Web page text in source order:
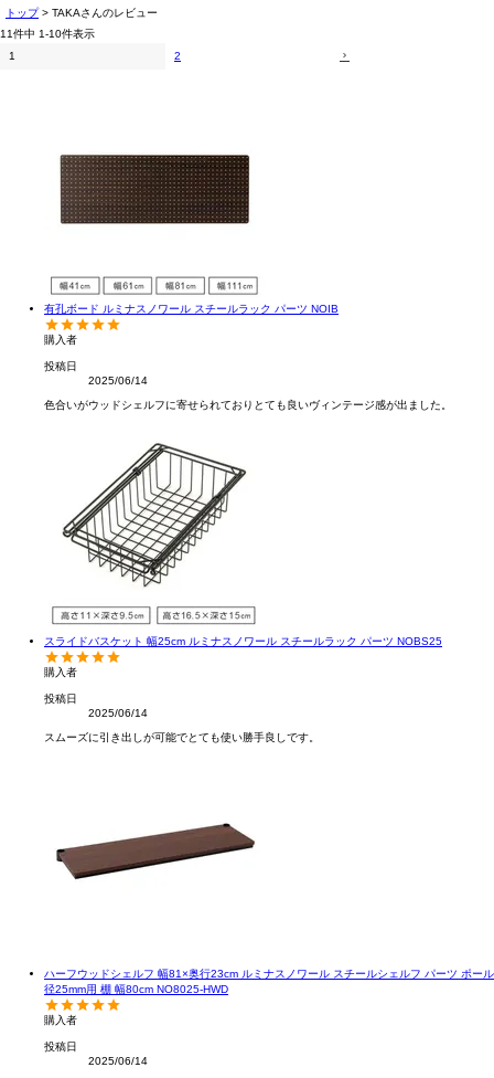
トップ
TAKAさんのレビュー
11件中 1-10件表示
1
2
有孔ボード ルミナスノワール スチールラック パーツ NOIB
購入者
投稿日
2025/06/14
色合いがウッドシェルフに寄せられておりとても良いヴィンテージ感が出ました。
スライドバスケット 幅25cm ルミナスノワール スチールラック パーツ NOBS25
購入者
投稿日
2025/06/14
スムーズに引き出しが可能でとても使い勝手良しです。
ハーフウッドシェルフ 幅81×奥行23cm ルミナスノワール スチールシェルフ パーツ ポール
径25mm用 棚 幅80cm NO8025-HWD
購入者
投稿日
2025/06/14